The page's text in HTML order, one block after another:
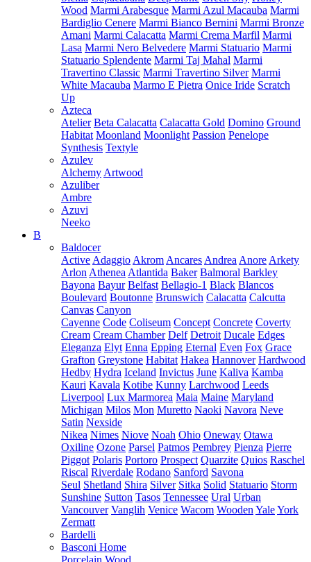
Wood Marmi Arabesque Marmi Azul Macauba Marmi
Bardiglio Cenere Marmi Bianco Bernini Marmi Bronze
Amani Marmi Calacatta Marmi Crema Marfil Marmi
Lasa Marmi Nero Belvedere Marmi Statuario Marmi
Statuario Splendente Marmi Taj Mahal Marmi
Travertino Classic Marmi Travertino Silver Marmi
White Macauba Marmo E Pietra Onice Iride Scratch
Up
Azteca
Atelier Beta Calacatta Calacatta Gold Domino Ground
Habitat Moonland Moonlight Passion Penelope
Synthesis Textyle
Azulev
Alchemy Artwood
Azuliber
Ambre
Azuvi
Neeko
B
Baldocer
Active Adaggio Akrom Ancares Andrea Anore Arkety
Arlon Athenea Atlantida Baker Balmoral Barkley
Bayona Bayur Belfast Bellagio-1 Black Blancos
Boulevard Boutonne Brunswich Calacatta Calcutta
Canvas Canyon
Cayenne Code Coliseum Concept Concrete Coverty
Cream Cream Chamber Delf Detroit Ducale Edges
Eleganza Elyt Enna Epping Eternal Even Fox Grace
Grafton Greystone Habitat Hakea Hannover Hardwood
Hedby Hydra Iceland Invictus June Kaliva Kamba
Kauri Kavala Kotibe Kunny Larchwood Leeds
Liverpool Lux Marmorea Maia Maine Maryland
Michigan Milos Mon Muretto Naoki Navora Neve
Satin Nexside
Nikea Nimes Niove Noah Ohio Oneway Otawa
Oxiline Ozone Parsel Patmos Pembrey Pienza Pierre
Piggot Polaris Portoro Prospect Quarzite Quios Raschel
Riscal Riverdale Rodano Sanford Savona
Seul Shetland Shira Silver Sitka Solid Statuario Storm
Sunshine Sutton Tasos Tennessee Ural Urban
Vancouver Vanglih Venice Wacom Wooden YaleYork
Zermatt
Bardelli
Basconi Home